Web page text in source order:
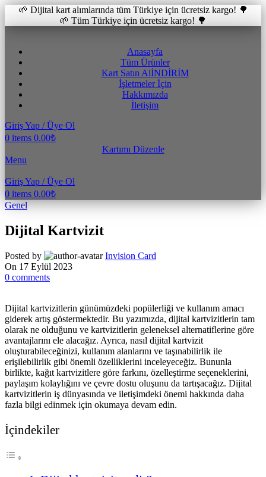
🌱 Dijital kart alımlarında tüm Türkiye için ücretsiz kargo! 🌳
🌱 Tüm Türkiye için ücretsiz kargo! 🌳
Anasayfa
Tüm Ürünler
Kart Satın AlİNDİRİM
İşletmeler İçin
Hakkımızda
İletişim
Giriş Yap / Üye Ol
0 items 0.00₺
Kartımı Düzenle
Menu
Giriş Yap / Üye Ol
0 items 0.00₺
Genel
Dijital Kartvizit
Posted by
Invision Card
On 17 Eylül 2023
0 comments
Dijital kartvizitlerin günümüzdeki popülerliği ve kullanım amacı
giderek artış göstermektedir. Bu yazımızda, dijital kartvizitlerin tam
olarak ne olduğunu ve kartvizitlerin geleneksel alternatiflerine göre
avantajlarını ele alacağız. Ayrıca, nasıl dijital kartvizit
oluşturabileceğinizi, kullanım alanlarını ve taşınabilirlik ile
erişilebilirlik gibi önemli özelliklerini inceleyeceğiz. Bununla
birlikte, kağıt kartvizitlere göre farkını, özelleştirme seçeneklerini,
paylaşım kolaylığını ve çevre dostu oluşunu da tartışacağız. Dijital
kartvizitlerin iş dünyasında ve iletişimdeki önemi hakkında daha
fazla bilgi edinmek için okumaya devam edin.
İçindekiler